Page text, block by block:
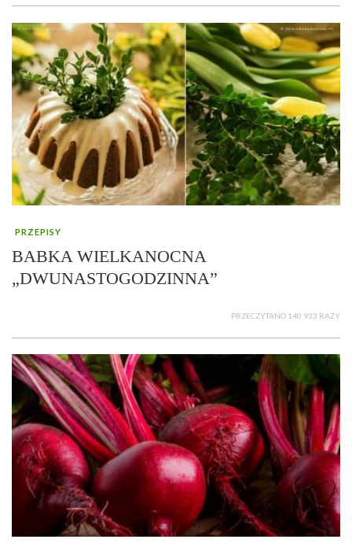
PRZEPISY
BABKA WIELKANOCNA
„DWUNASTOGODZINNA”
PRZECZYTANO 140 933 RAZY